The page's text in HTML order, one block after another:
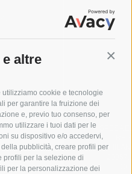
altre
utilizziamo cookie e tecnologie
per garantire la fruizione dei
e, previo tuo consenso, per
utilizzare i tuoi dati per le
su dispositivo e/o accedervi,
pubblicità, creare profili per
profili per la selezione di
per la personalizzazione dei